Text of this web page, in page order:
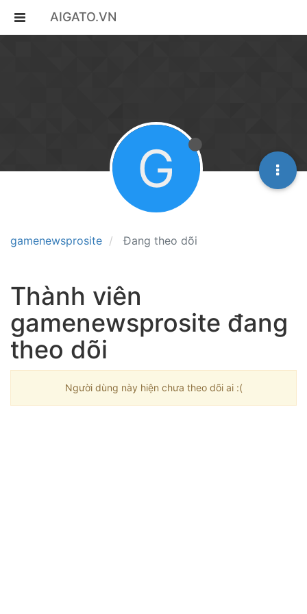
AIGATO.VN
gamenewsprosite Đang theo dõi
G
Thành viên
gamenewsprosite đang
theo dõi
Người dùng này hiện chưa theo dõi ai :(